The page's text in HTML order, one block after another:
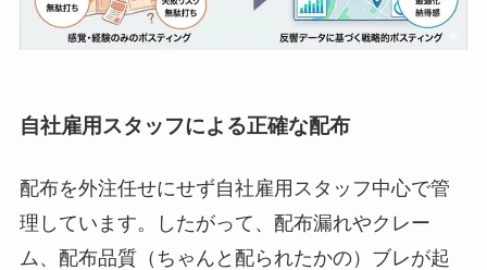
自社雇用スタッフによる正確な配布
配布を外注任せにせず自社雇用スタッフ中心で管
理しています。したがって、配布漏れやクレー
ム、配布品質（ちゃんと配られたかの）ブレが起